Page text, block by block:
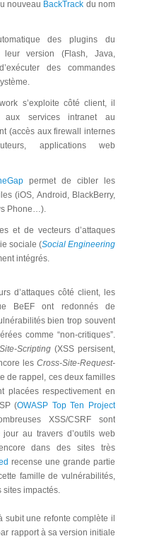
nouveau BackTrack du nom
des plugins du
leur version (Flash, Java,
des commandes
s’exploite côté client, il
services intranet au
(accès aux firewall internes
applications web
permet de cibler les
(iOS, Android, BlackBerry,
Phone…).
et de vecteurs d’attaques
sociale (Social Engineering
intégrés.
d’attaques côté client, les
BeEF ont redonnés de
bien trop souvent
comme “non-critiques”.
Scripting (XSS persisent,
les Cross-Site-Request-
de rappel, ces deux familles
placées respectivement en
(OWASP Top Ten Project
XSS/CSRF sont
au travers d’outils web
dans des sites très
recense une grande partie
famille de vulnérabilités,
sites impactés.
subit une refonte complète il
rapport à sa version initiale